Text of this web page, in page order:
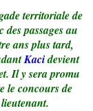
territoriale de
des passages au
ans plus tard,
Kacidevient
Il y sera promu
le concours de